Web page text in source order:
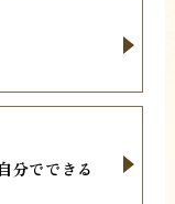
分でできる